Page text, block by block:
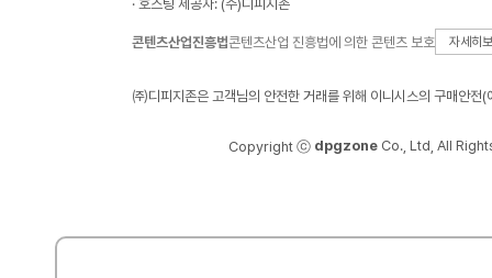
· 호스팅 제공자: (주)디피지존
콘텐츠산업진흥법콘텐츠산업 진흥법에 의한 콘텐츠 보호 자세히
㈜디피지존은 고객님의 안전한 거래를 위해 이니시스의 구매안전
Copyright ⓒ dpgzone Co., Ltd, All